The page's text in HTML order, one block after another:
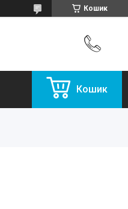
Кошик
Кошик